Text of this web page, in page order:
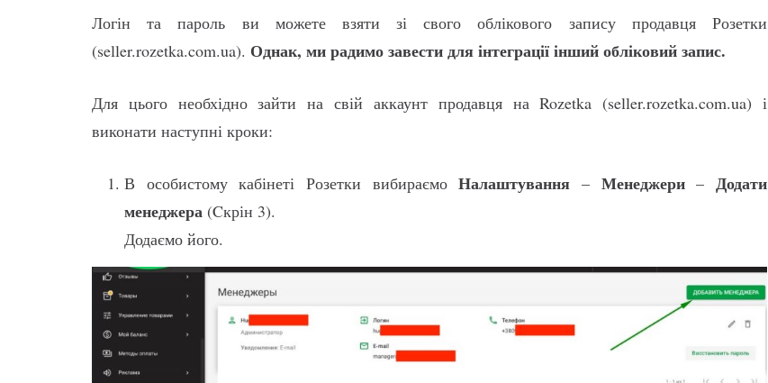
Логін та пароль ви можете взяти зі свого облікового запису продавця Розетки
(seller.rozetka.com.ua). Однак, ми радимо завести для інтеграції інший обліковий запис.
Для цього необхідно зайти на свій аккаунт продавця на Rozetka (seller.rozetka.com.ua) і
виконати наступні кроки:
В особистому кабінеті Розетки вибираємоНалаштування – Менеджери–Додати
менеджера (Cкрін 3).
Додаємо його.